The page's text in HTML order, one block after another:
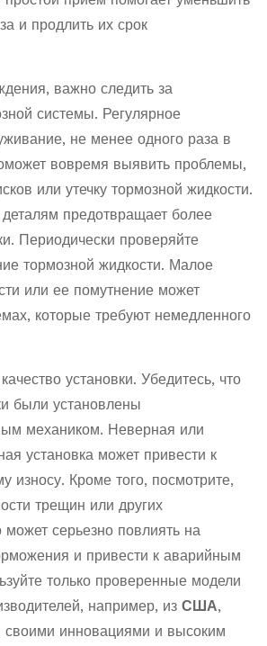
и продлить их срок
важно следить за
системы. Регулярное
не менее одного раза в
вовремя выявить проблемы,
или утечку тормозной жидкости.
предотвращает более
Периодически проверяйте
тормозной жидкости. Малое
или ее помутнение может
которые требуют немедленного
установки. Убедитесь, что
были установлены
механиком. Неверная или
установка может привести к
износу. Кроме того, посмотрите,
трещин или других
серьезно повлиять на
и привести к аварийным
только проверенные модели
например, из США,
своими инновациями и высоким